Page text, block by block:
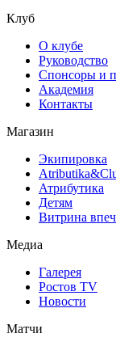
Клуб
О клубе
Руководство
Спонсоры и
Академия
Контакты
Магазин
Экипировка
Атрибутика
Детям
Витрина
Медиа
Галерея
Ростов TV
Новости
Матчи